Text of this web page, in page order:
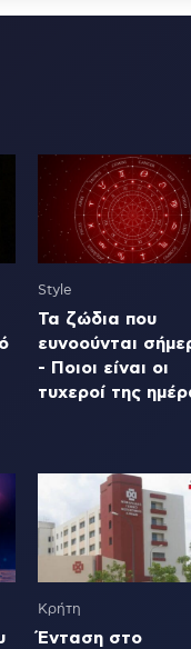
Style
Τα ζώδια που
ευνοούνται
- Ποιοι είναι οι
τυχεροί της
Κρήτη
Ένταση στο